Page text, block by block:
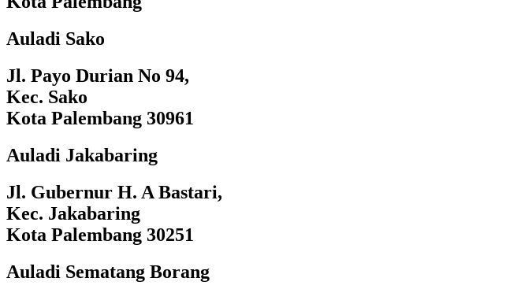
Auladi Sako
Jl. Payo Durian No 94,
Kec. Sako
Kota Palembang 30961
Auladi Jakabaring
Jl. Gubernur H. A Bastari,
Kec. Jakabaring
Kota Palembang 30251
Auladi Sematang Borang